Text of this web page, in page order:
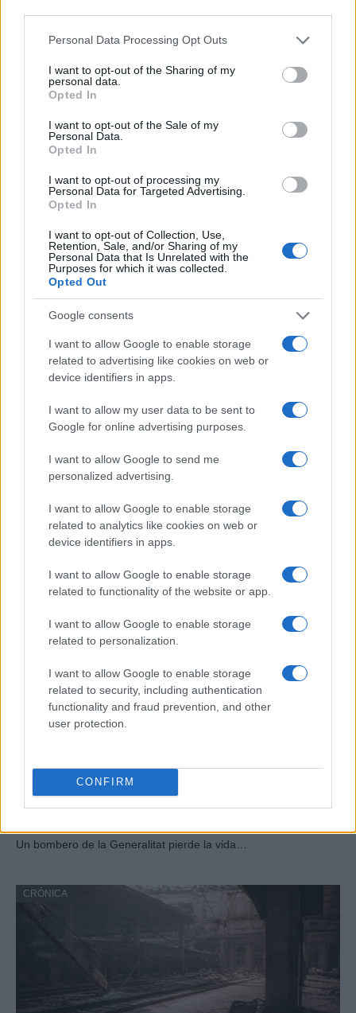
Please note that this website/app uses one or more Google
not limited to your visit or usage behaviour. You may click to
grant or deny consent to Google and its third-party tags to
use your data for below specified purposes in below Google
consent section.
Personal Data Processing Opt Outs
I want to opt-out of the Sharing of my
personal data.
Opted In
I want to opt-out of the Sale of my
Personal Data.
Opted In
I want to opt-out of processing my
Personal Data for Targeted Advertising.
Opted In
I want to opt-out of Collection, Use,
Retention, Sale, and/or Sharing of my
Personal Data that Is Unrelated with the
Purposes for which it was collected.
Opted Out
Google consents
I want to allow Google to enable storage
related to advertising like cookies on web or
device identifiers in apps.
I want to allow my user data to be sent to
Google for online advertising purposes.
I want to allow Google to send me
personalized advertising.
I want to allow Google to enable storage
related to analytics like cookies on web or
device identifiers in apps.
I want to allow Google to enable storage
related to functionality of the website or app.
I want to allow Google to enable storage
related to personalization.
I want to allow Google to enable storage
related to security, including authentication
functionality and fraud prevention, and other
user protection.
CONFIRM
Nuevo giro en el caso Yéremi Vargas:
desvelan el informe forense
El ‘caso Yéremi Vargas’, el niño desaparecido en 2007…
CRÓNICA
Curso de verano de la Universidad de La
Rioja finaliza con celebración
gastronómica
Tragedia en Santa Susanna: un bombero
Un bombero de la Generalitat pierde la vida…
CRÓNICA